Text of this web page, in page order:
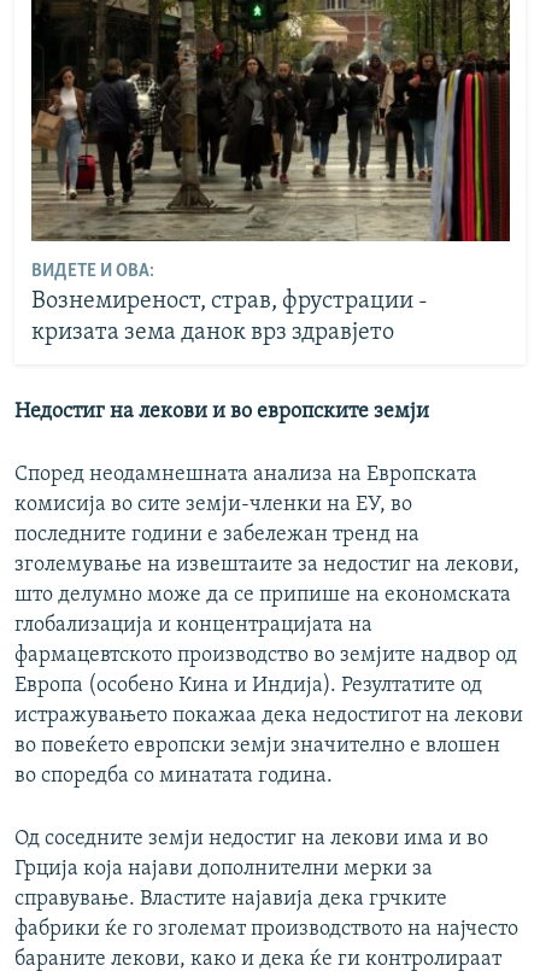
ВИДЕТЕ И ОВА:
Вознемиреност, страв, фрустрации -
кризата зема данок врз здравјето
Недостиг на лекови и во европските земји
Според неодамнешната анализа на Европската
комисија во сите земји-членки на ЕУ, во
последните години е забележан тренд на
зголемување на извештаите за недостиг на лекови,
што делумно може да се припише на економската
глобализација и концентрацијата на
фармацевтското производство во земјите надвор од
Европа (особено Кина и Индија). Резултатите од
истражувањето покажаа дека недостигот на лекови
во повеќето европски земји значително е влошен
во споредба со минатата година.
Од соседните земји недостиг на лекови има и во
Грција која најави дополнителни мерки за
справување. Властите најавија дека грчките
фабрики ќе го зголемат производството на најчесто
бараните лекови, како и дека ќе ги контролираат